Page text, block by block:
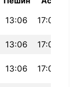
13:06 17:04
13:06 17:04
13:06 17:03